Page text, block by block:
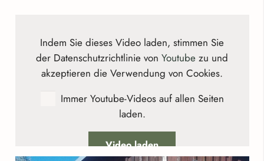
Indem Sie dieses Video laden, stimmen Sie
der Datenschutzrichtlinie von Youtube zu und
akzeptieren die Verwendung von Cookies.
Immer Youtube-Videos auf allen Seiten
laden.
Video laden